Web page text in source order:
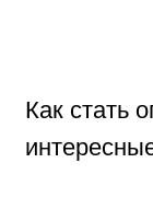
Как стать